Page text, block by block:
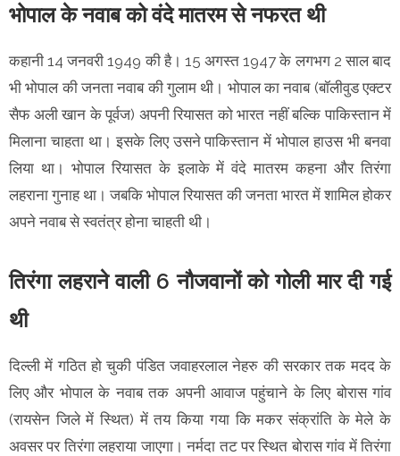
भोपाल के नवाब को वंदे मातरम से नफरत थी
कहानी 14 जनवरी 1949 की है। 15 अगस्त 1947 के लगभग 2 साल बाद
भी भोपाल की जनता नवाब की गुलाम थी। भोपाल का नवाब (बॉलीवुड एक्टर
सैफ अली खान के पूर्वज) अपनी रियासत को भारत नहीं बल्कि पाकिस्तान में
मिलाना चाहता था। इसके लिए उसने पाकिस्तान में भोपाल हाउस भी बनवा
लिया था। भोपाल रियासत के इलाके में वंदे मातरम कहना और तिरंगा
लहराना गुनाह था। जबकि भोपाल रियासत की जनता भारत में शामिल होकर
अपने नवाब से स्वतंत्र होना चाहती थी।
तिरंगा लहराने वाली 6 नौजवानों को गोली मार दी गई
थी
दिल्ली में गठित हो चुकी पंडित जवाहरलाल नेहरु की सरकार तक मदद के
लिए और भोपाल के नवाब तक अपनी आवाज पहुंचाने के लिए बोरास गांव
(रायसेन जिले में स्थित) में तय किया गया कि मकर संक्रांति के मेले के
अवसर पर तिरंगा लहराया जाएगा। नर्मदा तट पर स्थित बोरास गांव में तिरंगा